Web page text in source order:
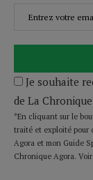
Je souhaite
de La
*En cliquant sur le
traité et exploité pour
Agora et mon Guide
Chronique Agora.